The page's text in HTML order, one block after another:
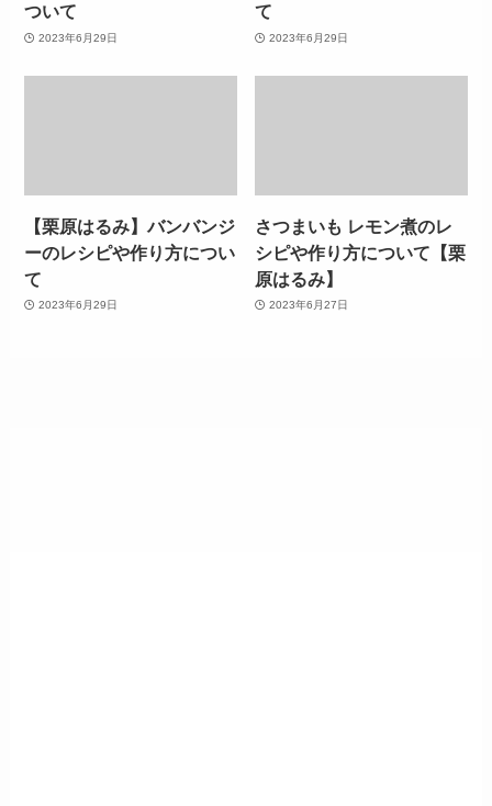
ついて
2023年6月29日
て
2023年6月29日
【栗原はるみ】バンバンジ
ーのレシピや作り方につい
て
2023年6月29日
さつまいも レモン煮のレ
シピや作り方について【栗
原はるみ】
2023年6月27日